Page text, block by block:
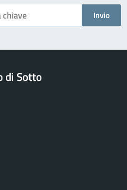
Invio
di Sotto